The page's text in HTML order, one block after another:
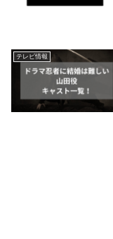
テレビ情報